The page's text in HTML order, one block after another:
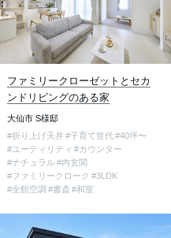
ファミリークローゼットとセカ
ンドリビングのある家
大仙市 S様邸
#折り上げ天井 #子育て世代 #40坪〜
#ユーティリティ #カウンター
#ナチュラル #内玄関
#ファミリークローク #3LDK
#全館空調 #書斎 #和室